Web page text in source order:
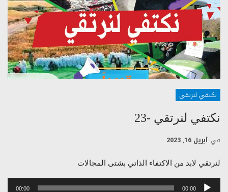
نكتفي لنرتقي
نكتفي لنرتقي -23
في أبريل 16, 2023
لنرتقي لابد من الاكتفاء الذاتي بشتى المجالات
مشغل
00:00
00:00